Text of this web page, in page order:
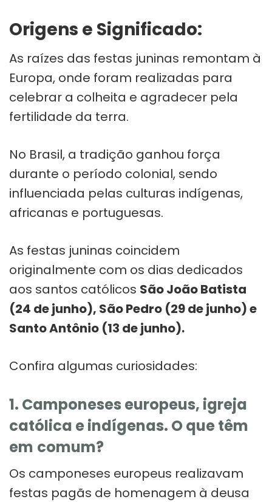
Origens e Significado:
As raízes das festas juninas remontam à
Europa, onde foram realizadas para
celebrar a colheita e agradecer pela
fertilidade da terra.
No Brasil, a tradição ganhou força
durante o período colonial, sendo
influenciada pelas culturas indígenas,
africanas e portuguesas.
As festas juninas coincidem
originalmente com os dias dedicados
aos santos católicos São João Batista
(24 de junho), São Pedro (29 de junho) e
Santo Antônio (13 de junho).
Confira algumas curiosidades:
1. Camponeses europeus, igreja
católica e indígenas. O que têm
em comum?
Os camponeses europeus realizavam
festas pagãs de homenagem à deusa